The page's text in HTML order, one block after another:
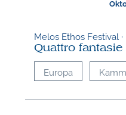
Melos Ethos Festival
Quattro fantasie
Europa